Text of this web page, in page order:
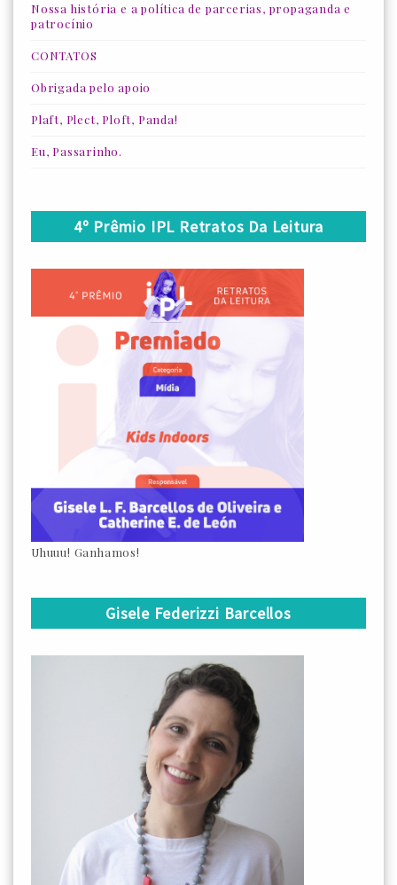
Nossa história e a política de parcerias, propaganda e
patrocínio
CONTATOS
Obrigada pelo apoio
Plaft, Plect, Ploft, Panda!
Eu, Passarinho.
4º Prêmio IPL Retratos Da Leitura
Uhuuu! Ganhamos!
Gisele Federizzi Barcellos